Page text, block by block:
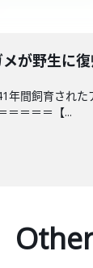
が野生に
年間飼育され
＝＝＝＝【...